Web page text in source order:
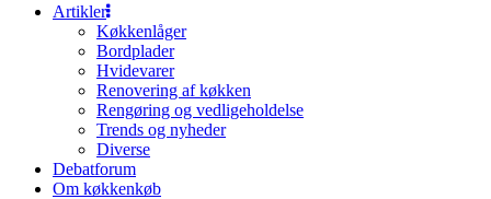
Artikler
Køkkenlåger
Bordplader
Hvidevarer
Renovering af køkken
Rengøring og vedligeholdelse
Trends og nyheder
Diverse
Debatforum
Om køkkenkøb